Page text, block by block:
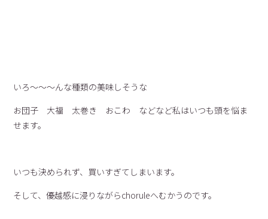
いろ〜〜〜んな種類の美味しそうな
お団子 大福 太巻き おこわ などなど私はいつも頭を悩ま
せます。
いつも決められず、買いすぎてしまいます。
そして、優越感に浸りながらchoruleへむかうのです。